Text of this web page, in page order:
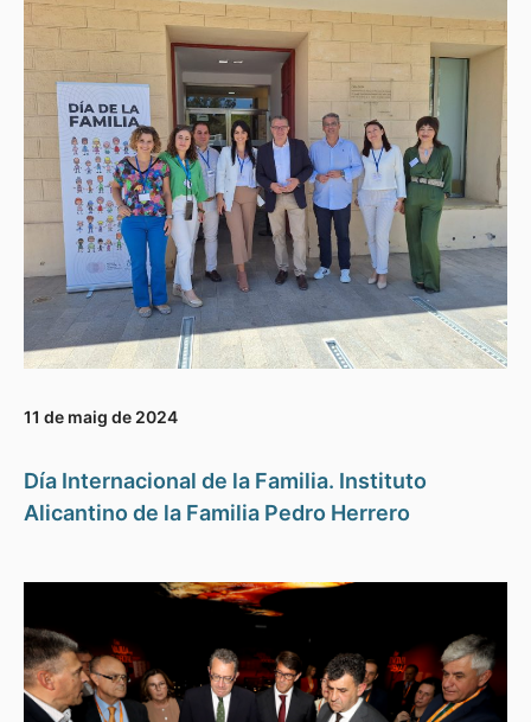
11 de maig de 2024
Día Internacional de la Familia. Instituto
Alicantino de la Familia Pedro Herrero